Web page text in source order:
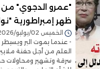
"عمرو الدجوي"
ظهر إمبراطورية
الخميس 02/يوليو/2026 - 07:25 م
- عندما يموت البر
العلم من أجل حفنة
سرقة وتشهير ومحاولات